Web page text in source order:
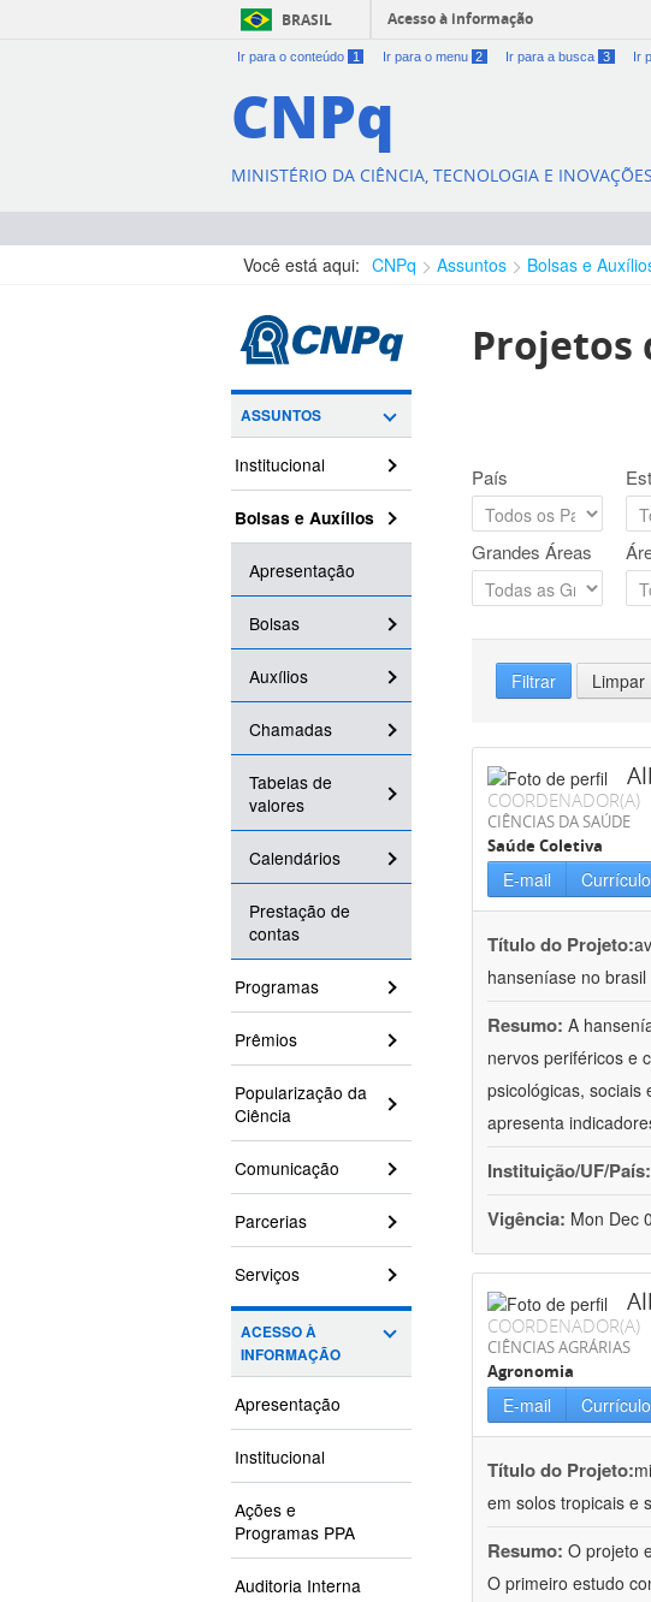
BRASIL Acesso à informação
Ir para o conteúdo 1 Ir para o menu 2 Ir para a busca 3 Ir
CNPq
MINISTÉRIO DA CIÊNCIA, TECNOLOGIA E INOVAÇÕES
Você está aqui: CNPq Assuntos Bolsas e
ASSUNTOS
Institucional
Bolsas e Auxílios
Apresentação
Bolsas
Auxílios
Chamadas
Tabelas de
valores
Calendários
Prestação de
contas
Programas
Prêmios
Popularização da
Ciência
Comunicação
Parcerias
Serviços
ACESSO À
INFORMAÇÃO
Apresentação
Institucional
Ações e
Programas PPA
Auditoria Interna
Projetos
País
Grandes Áreas
Filtrar Limpar
COORDENADOR(A)
CIÊNCIAS DA SAÚDE
Saúde Coletiva
E-mail Currículo
Título do Projeto:
hanseníase no brasil
Resumo: A
nervos periféricos e
psicológicas, sociais
apresenta
Instituição/UF/País:
Vigência: Mon Dec
COORDENADOR(A)
CIÊNCIAS AGRÁRIAS
Agronomia
E-mail Currículo
Título do Projeto:
em solos tropicais e
Resumo: O projeto
O primeiro estudo